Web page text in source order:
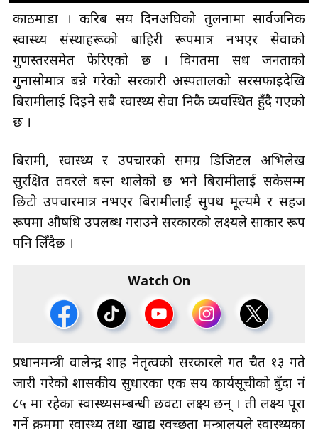
काठमाडौँ । करिब सय दिनअघिको तुलनामा सार्वजनिक
स्वास्थ्य संस्थाहरूको बाहिरी रूपमात्र नभएर सेवाको
गुणस्तरसमेत फेरिएको छ । विगतमा सधैँ जनताको
गुनासोमात्र बन्ने गरेको सरकारी अस्पतालको सरसफाइदेखि
बिरामीलाई दिइने सबै स्वास्थ्य सेवा निकै व्यवस्थित हुँदै गएको
छ ।
बिरामी, स्वास्थ्य र उपचारको समग्र डिजिटल अभिलेख
सुरक्षित तवरले बस्न थालेको छ भने बिरामीलाई सकेसम्म
छिटो उपचारमात्र नभएर बिरामीलाई सुपथ मूल्यमै र सहज
रूपमा औषधि उपलब्ध गराउने सरकारको लक्ष्यले साकार रूप
पनि लिँदैछ ।
Watch On
प्रधानमन्त्री वालेन्द्र शाह नेतृत्वको सरकारले गत चैत १३ गते
जारी गरेको शासकीय सुधारका एक सय कार्यसूचीको बुँदा नं
८५ मा रहेका स्वास्थ्यसम्बन्धी छवटा लक्ष्य छन् । ती लक्ष्य पूरा
गर्ने क्रममा स्वास्थ्य तथा खाद्य स्वच्छता मन्त्रालयले स्वास्थ्यका